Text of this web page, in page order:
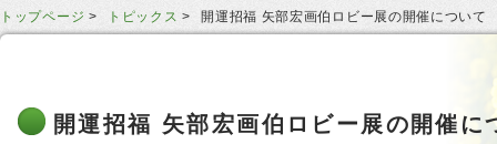
トップページ トピックス 開運招福 矢部宏画伯ロビー展の開催について
開運招福 矢部宏画伯ロビー展の開催に